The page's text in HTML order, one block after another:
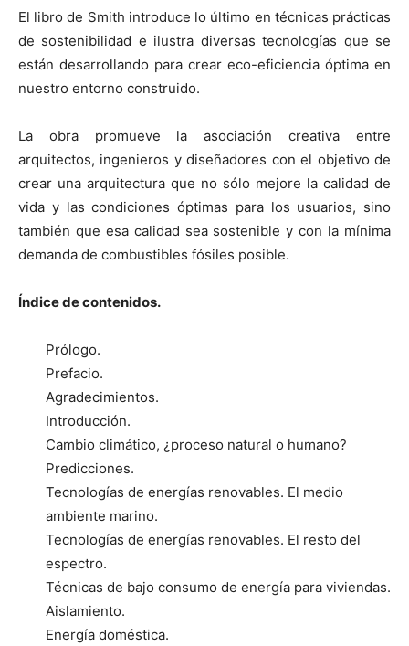
El libro de Smith introduce lo último en técnicas prácticas
de sostenibilidad e ilustra diversas tecnologías que se
están desarrollando para crear eco-eficiencia óptima en
nuestro entorno construido.
La obra promueve la asociación creativa entre
arquitectos, ingenieros y diseñadores con el objetivo de
crear una arquitectura que no sólo mejore la calidad de
vida y las condiciones óptimas para los usuarios, sino
también que esa calidad sea sostenible y con la mínima
demanda de combustibles fósiles posible.
Índice de contenidos.
Prólogo.
Prefacio.
Agradecimientos.
Introducción.
Cambio climático, ¿proceso natural o humano?
Predicciones.
Tecnologías de energías renovables. El medio
ambiente marino.
Tecnologías de energías renovables. El resto del
espectro.
Técnicas de bajo consumo de energía para viviendas.
Aislamiento.
Energía doméstica.